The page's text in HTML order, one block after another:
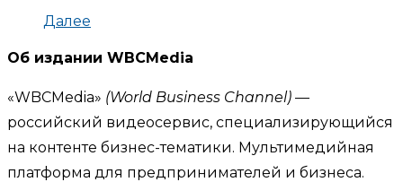
Далее
Об издании WBCMedia
«WBCMedia» (World Business Channel) —
российский видеосервис, специализирующийся
на контенте бизнес-тематики. Мультимедийная
платформа для предпринимателей и бизнеса.